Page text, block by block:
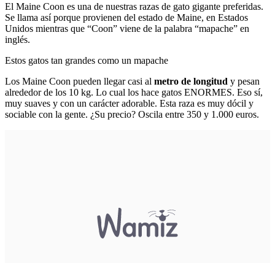
El Maine Coon es una de nuestras razas de gato gigante preferidas.
Se llama así porque provienen del estado de Maine, en Estados
Unidos mientras que “Coon” viene de la palabra “mapache” en
inglés.
Estos gatos tan grandes como un mapache
Los Maine Coon pueden llegar casi al metro de longitud y pesan
alrededor de los 10 kg. Lo cual los hace gatos ENORMES. Eso sí,
muy suaves y con un carácter adorable. Esta raza es muy dócil y
sociable con la gente. ¿Su precio? Oscila entre 350 y 1.000 euros.